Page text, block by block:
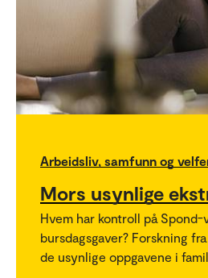
Arbeidsliv, samfunn og
Mors usynlige
Hvem har kontroll på Spond-
bursdagsgaver? Forskning
de usynlige oppgavene i